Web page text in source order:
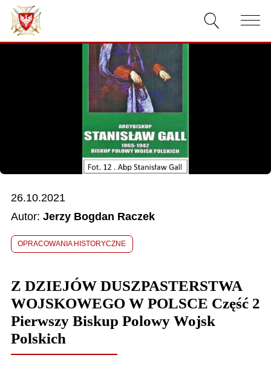
RELACJE FILMOWE
KONKURSY
26.10.2021
Autor: Jerzy Bogdan Raczek
OPRACOWANIA HISTORYCZNE
Z DZIEJÓW DUSZPASTERSTWA
WOJSKOWEGO W POLSCE Część 2
Pierwszy Biskup Polowy Wojsk
Polskich